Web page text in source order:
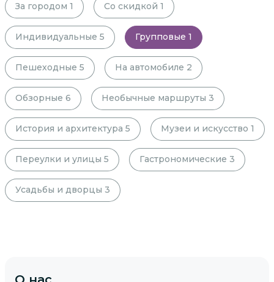
За городом 1 Со скидкой 1
Индивидуальные 5 Групповые 1
Пешеходные 5 На автомобиле 2
Обзорные 6 Необычные маршруты 3
История и архитектура 5 Музеи и искусство 1
Переулки и улицы 5 Гастрономические 3
Усадьбы и дворцы 3